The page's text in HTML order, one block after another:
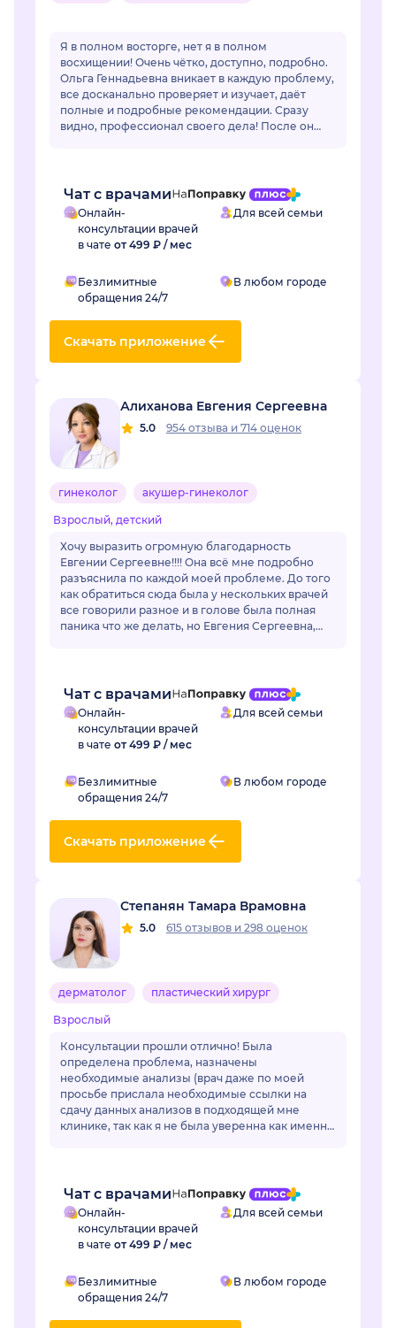
Я в полном восторге, нет я в полном
восхищении! Очень чётко, доступно, подробно.
Ольга Геннадьевна вникает в каждую проблему,
все досканально проверяет и изучает, даёт
полные и подробные рекомендации. Сразу
видно, профессионал своего дела! После он
Чат с врачами
Онлайн-
консультации врачей
в чате от 499 ₽ / мес
Для всей семьи
Безлимитные
обращения 24/7
В любом городе
Скачать приложение
Алиханова Евгения Сергеевна
5.0 954 отзыва и 714 оценок
гинеколог акушер-гинеколог
Взрослый, детский
Хочу выразить огромную благодарность
Евгении Сергеевне!!!! Она всё мне подробно
разъяснила по каждой моей проблеме. До того
как обратиться сюда была у нескольких врачей
все говорили разное и в голове была полная
паника что же делать, но Евгения Сергеевна,
Чат с врачами
Онлайн-
консультации врачей
в чате от 499 ₽ / мес
Для всей семьи
Безлимитные
обращения 24/7
В любом городе
Скачать приложение
Степанян Тамара Врамовна
5.0 615 отзывов и 298 оценок
дерматолог пластический хирург
Взрослый
Консультации прошли отлично! Была
определена проблема, назначены
необходимые анализы (врач даже по моей
просьбе прислала необходимые ссылки на
сдачу данных анализов в подходящей мне
клинике, так как я не была уверенна как именно
Чат с врачами
Онлайн-
консультации врачей
в чате от 499 ₽ / мес
Для всей семьи
Безлимитные
обращения 24/7
В любом городе